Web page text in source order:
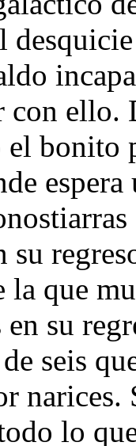
ello.
bonito
su
la que
su
seis
narices.
lo